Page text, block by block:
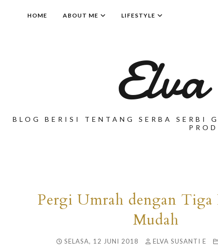
HOME ABOUT ME LIFESTYLE
BLOG BERISI TENTANG SERBA SERBI
Pergi Umrah dengan Tiga
Mudah
SELASA, 12 JUNI 2018 ELVA SUSANTI E